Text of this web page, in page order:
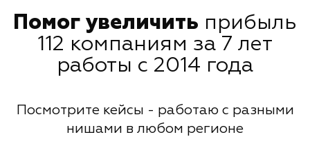
Помог увеличить прибыль
112 компаниям за 7 лет
работы с 2014 года
Посмотрите кейсы - работаю с разными
нишами в любом регионе